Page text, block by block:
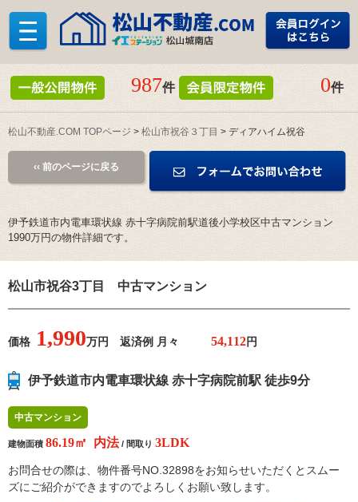
987件 0件
松山不動産.COM TOPページ > 松山市祝谷３丁目 > ディアハイム祝谷
‹‹ 前のページに戻る
伊予鉄道市内電車環状線 赤十字病院前駅道後小学校区中古マンション
1990万円の物件詳細です。
松山市祝谷3丁目 中古マンション
価格 1,990万円 返済例 月々 円
伊予鉄道市内電車環状線 赤十字病院前駅 徒歩9分
中古マンション
建物面積 86.19㎡ 内法/ 間取り 3LDK
お問合せの際は、物件番号NO.32898をお知らせいただくとスムー
ズにご紹介ができますのでよろしくお願い致します。